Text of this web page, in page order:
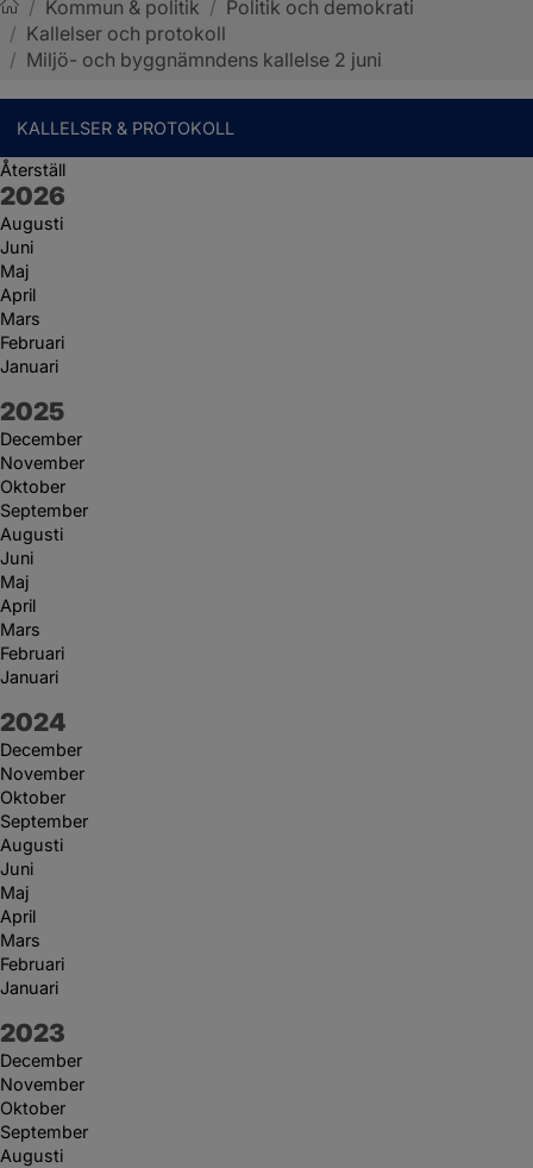
Sotenäs kommun
/ Kommun & politik / Politik och demokrati
/ Kallelser och protokoll
/ Miljö- och byggnämndens kallelse 2 juni
KALLELSER & PROTOKOLL
Återställ
År:
2026
Augusti
Juni
Maj
April
Mars
Februari
Januari
År:
2025
December
November
Oktober
September
Augusti
Juni
Maj
April
Mars
Februari
Januari
År:
2024
December
November
Oktober
September
Augusti
Juni
Maj
April
Mars
Februari
Januari
År:
2023
December
November
Oktober
September
Augusti